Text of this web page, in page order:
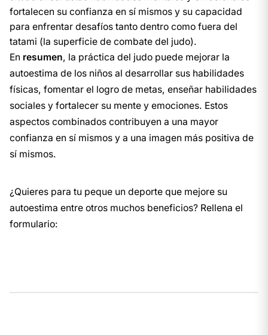
fortalecen su confianza en sí mismos y su capacidad
para enfrentar desafíos tanto dentro como fuera del
tatami (la superficie de combate del judo).
En resumen, la práctica del judo puede mejorar la
autoestima de los niños al desarrollar sus habilidades
físicas, fomentar el logro de metas, enseñar habilidades
sociales y fortalecer su mente y emociones. Estos
aspectos combinados contribuyen a una mayor
confianza en sí mismos y a una imagen más positiva de
sí mismos.
¿Quieres para tu peque un deporte que mejore su
autoestima entre otros muchos beneficios? Rellena el
formulario: